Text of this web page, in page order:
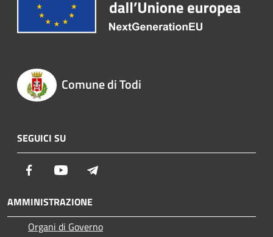
Comune di Todi
SEGUICI SU
Facebook Youtube
AMMINISTRAZIONE
Organi di Governo